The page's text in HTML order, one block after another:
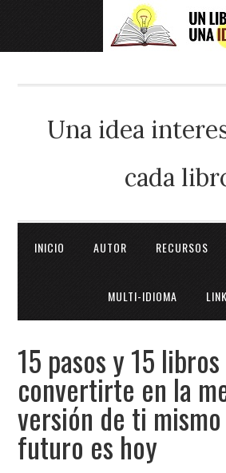
Una idea
cada
INICIO AUTOR RECURSOS
MULTI-IDIOMA
15 pasos y 15
convertirte en la
versión de ti
futuro es hoy